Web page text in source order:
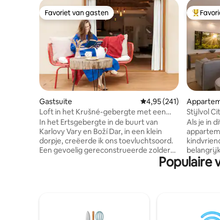
Favoriet van gasten
Favoriet van gasten
Gastsuite Gemiddelde
4,95 (241)
Loft in het Krušné-gebergte met een
badkuip
In het Ertsgebergte in de buurt van
Karlovy Vary en Boží Dar, in een klein
dorpje, creëerde ik ons toevluchtsoord.
Een gevoelig gereconstrueerde zolder
bubbelbad op het terras (tegen betaling)
schoonheid van het Ertsgebergte te
Stijlvol
I Parking
Als je in
en
is
Populaire